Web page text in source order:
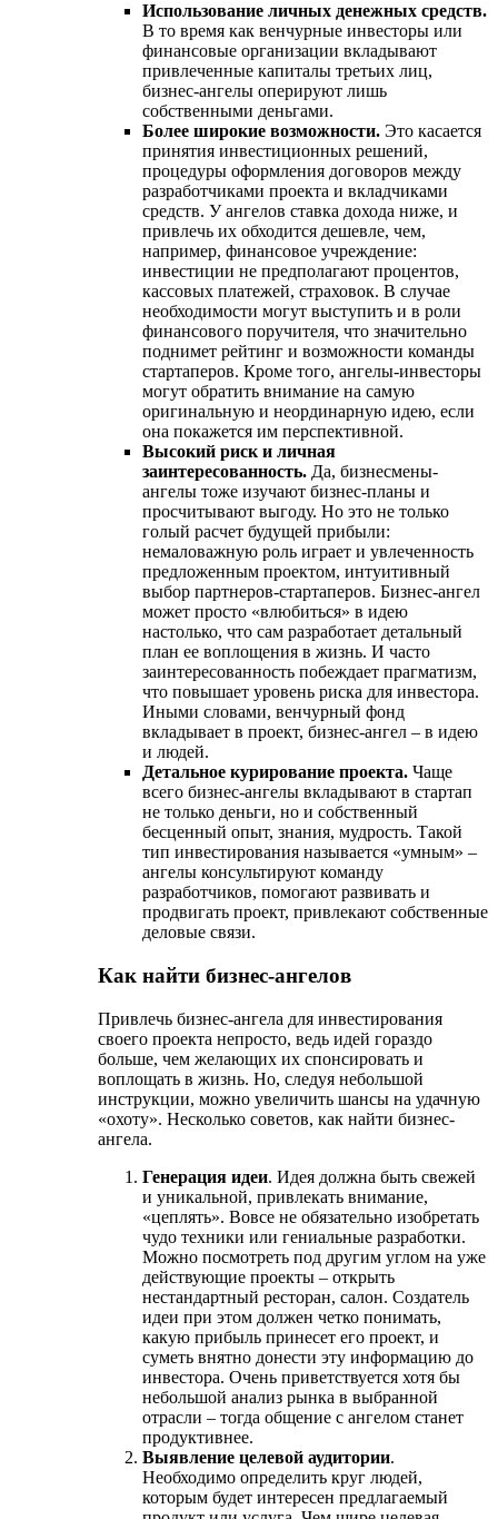
Использование личных денежных средств.
В то время как венчурные инвесторы или
финансовые организации вкладывают
привлеченные капиталы третьих лиц,
бизнес-ангелы оперируют лишь
собственными деньгами.
Более широкие возможности. Это касается
принятия инвестиционных решений,
процедуры оформления договоров между
разработчиками проекта и вкладчиками
средств. У ангелов ставка дохода ниже, и
привлечь их обходится дешевле, чем,
например, финансовое учреждение:
инвестиции не предполагают процентов,
кассовых платежей, страховок. В случае
необходимости могут выступить и в роли
финансового поручителя, что значительно
поднимет рейтинг и возможности команды
стартаперов. Кроме того, ангелы-инвесторы
могут обратить внимание на самую
оригинальную и неординарную идею, если
она покажется им перспективной.
Высокий риск и личная
заинтересованность. Да, бизнесмены-
ангелы тоже изучают бизнес-планы и
просчитывают выгоду. Но это не только
голый расчет будущей прибыли:
немаловажную роль играет и увлеченность
предложенным проектом, интуитивный
выбор партнеров-стартаперов. Бизнес-ангел
может просто «влюбиться» в идею
настолько, что сам разработает детальный
план ее воплощения в жизнь. И часто
заинтересованность побеждает прагматизм,
что повышает уровень риска для инвестора.
Иными словами, венчурный фонд
вкладывает в проект, бизнес-ангел – в идею
и людей.
Детальное курирование проекта. Чаще
всего бизнес-ангелы вкладывают в стартап
не только деньги, но и собственный
бесценный опыт, знания, мудрость. Такой
тип инвестирования называется «умным» –
ангелы консультируют команду
разработчиков, помогают развивать и
продвигать проект, привлекают собственные
деловые связи.
Как найти бизнес-ангелов
Привлечь бизнес-ангела для инвестирования
своего проекта непросто, ведь идей гораздо
больше, чем желающих их спонсировать и
воплощать в жизнь. Но, следуя небольшой
инструкции, можно увеличить шансы на удачную
«охоту». Несколько советов, как найти бизнес-
ангела.
Генерация идеи. Идея должна быть свежей
и уникальной, привлекать внимание,
«цеплять». Вовсе не обязательно изобретать
чудо техники или гениальные разработки.
Можно посмотреть под другим углом на уже
действующие проекты – открыть
нестандартный ресторан, салон. Создатель
идеи при этом должен четко понимать,
какую прибыль принесет его проект, и
суметь внятно донести эту информацию до
инвестора. Очень приветствуется хотя бы
небольшой анализ рынка в выбранной
отрасли – тогда общение с ангелом станет
продуктивнее.
Выявление целевой аудитории.
Необходимо определить круг людей,
которым будет интересен предлагаемый